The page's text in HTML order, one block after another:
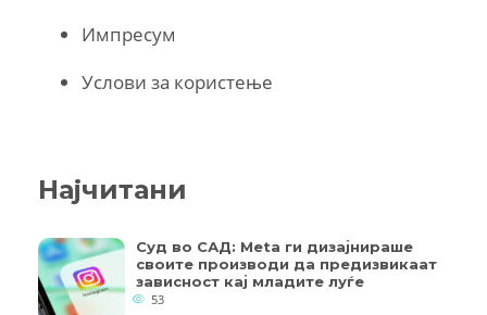
Импресум
Услови за користење
Најчитани
Суд во САД: Meta ги дизајнираше
своите производи да предизвикаат
зависност кај младите луѓе
53